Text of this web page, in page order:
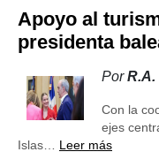
Apoyo al
presidenta
PorR.A.
Con la
ejes
Islas… Leer más